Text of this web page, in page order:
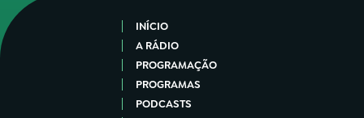
INÍCIO
A RÁDIO
PROGRAMAÇÃO
PROGRAMAS
PODCASTS